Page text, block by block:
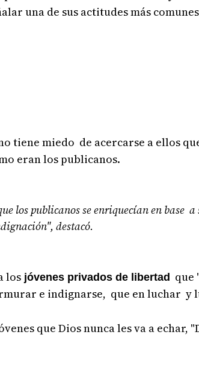
una de sus actitudes más
tiene miedo de acercarse a ellos
eran los publicanos.
los publicanos se enriquecían en base
destacó.
los jóvenes privados de libertad que
e indignarse, que en luchar
que Dios nunca les va a echar,